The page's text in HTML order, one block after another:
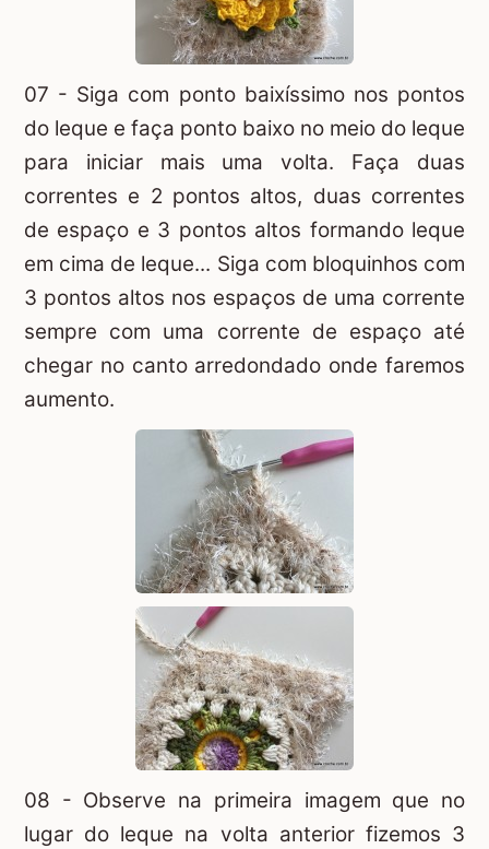
07 - Siga com ponto baixíssimo nos pontos
do leque e faça ponto baixo no meio do leque
para iniciar mais uma volta. Faça duas
correntes e 2 pontos altos, duas correntes
de espaço e 3 pontos altos formando leque
em cima de leque... Siga com bloquinhos com
3 pontos altos nos espaços de uma corrente
sempre com uma corrente de espaço até
chegar no canto arredondado onde faremos
aumento.
08 - Observe na primeira imagem que no
lugar do leque na volta anterior fizemos 3